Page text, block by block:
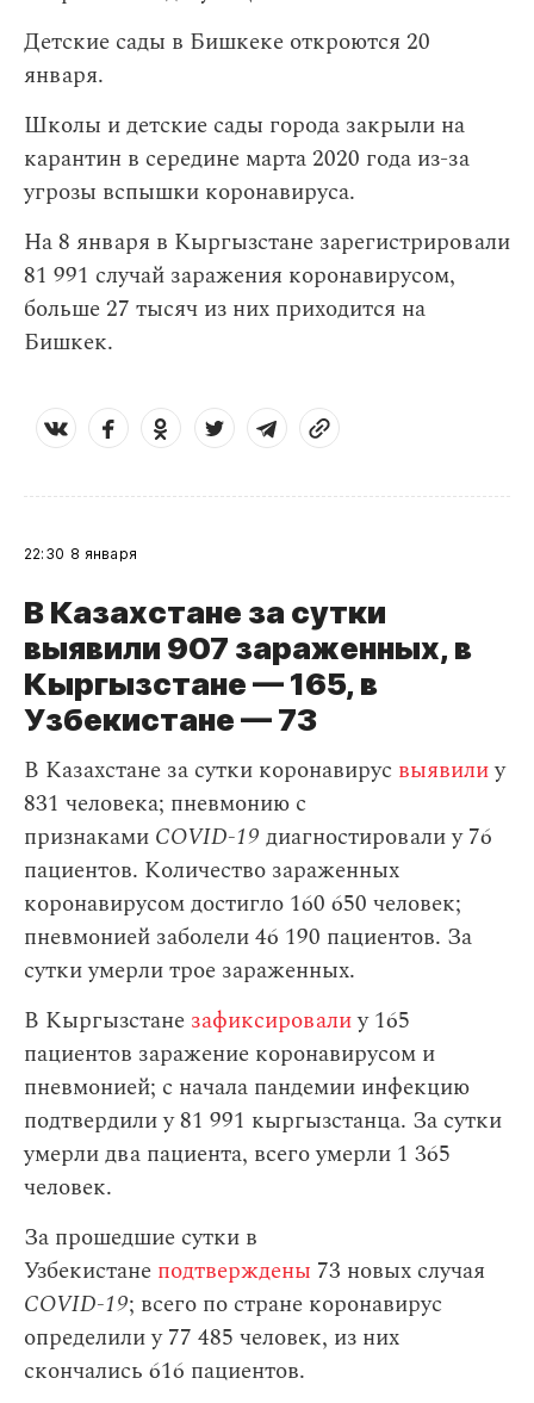
Детские сады в Бишкеке откроются 20
января.
Школы и детские сады города закрыли на
карантин в середине марта 2020 года из-за
угрозы вспышки коронавируса.
На 8 января в Кыргызстане зарегистрировали
81 991 случай заражения коронавирусом,
больше 27 тысяч из них приходится на
Бишкек.
22:30 8 января
В Казахстане за сутки
выявили 907 зараженных, в
Кыргызстане — 165, в
Узбекистане — 73
В Казахстане за сутки коронавирус выявилиу
831 человека; пневмонию с
признаками COVID-19 диагностировали у 76
пациентов. Количество зараженных
коронавирусом достигло 160 650 человек;
пневмонией заболели 46 190 пациентов. За
сутки умерли трое зараженных.
В Кыргызстане зафиксировалиу 165
пациентов заражение коронавирусом и
пневмонией; с начала пандемии инфекцию
подтвердили у 81 991 кыргызстанца. За сутки
умерли два пациента, всего умерли 1 365
человек.
За прошедшие сутки в
Узбекистане подтверждены 73 новых случая
COVID-19; всего по стране коронавирус
определили у 77 485 человек, из них
скончались 616 пациентов.